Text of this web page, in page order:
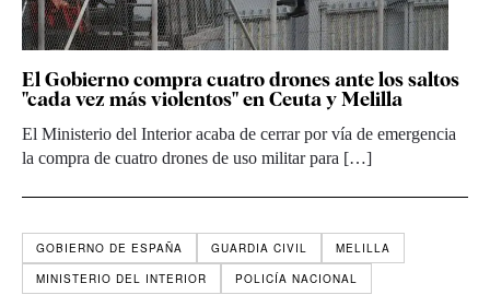
El Gobierno compra cuatro drones ante los saltos
"cada vez más violentos" en Ceuta y Melilla
El Ministerio del Interior acaba de cerrar por vía de emergencia
la compra de cuatro drones de uso militar para […]
GOBIERNO DE ESPAÑA GUARDIA CIVIL
MELILLA
MINISTERIO DEL INTERIOR
POLICÍA NACIONAL